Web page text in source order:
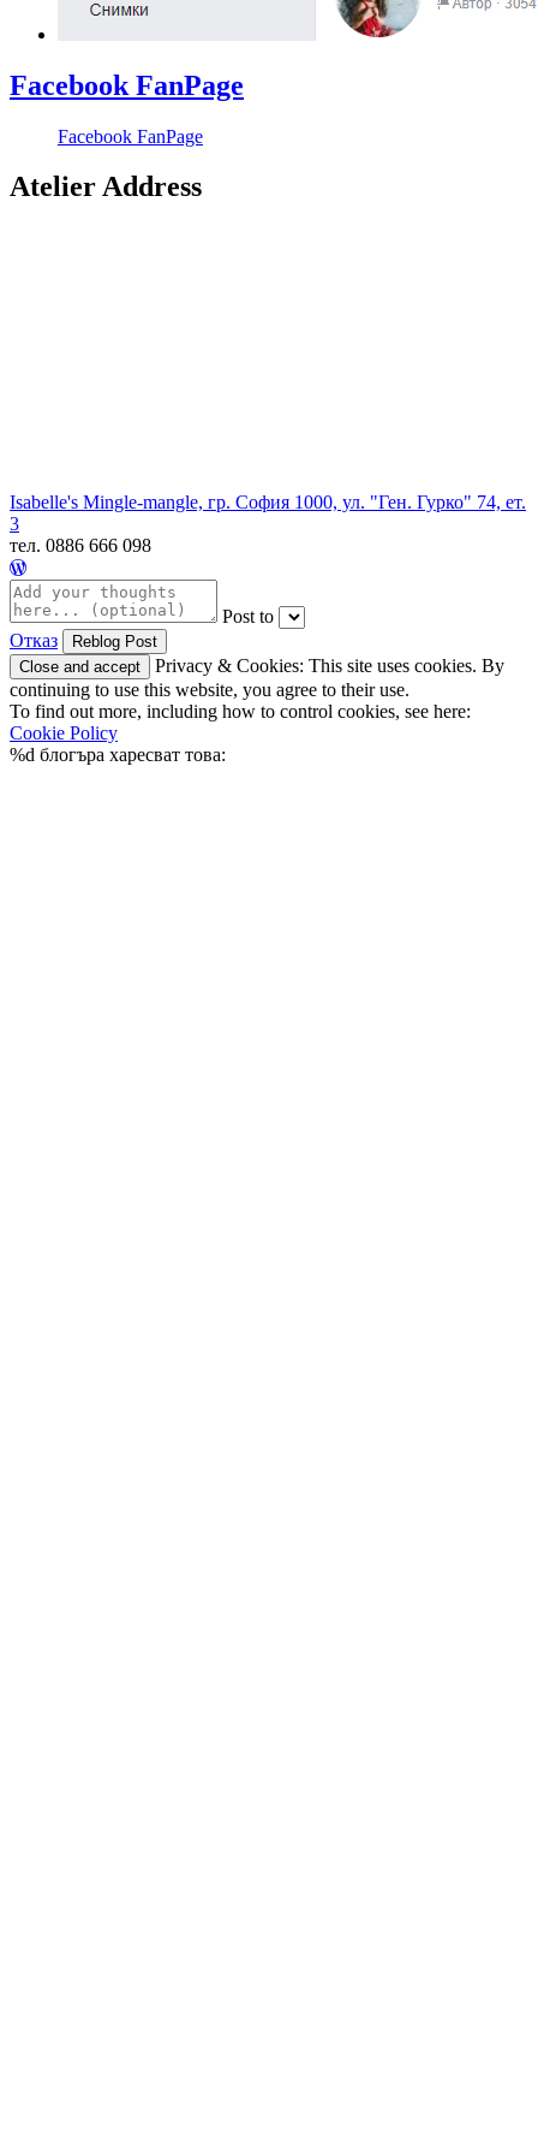
Facebook FanPage
Facebook FanPage
Atelier Address
Isabelle's Mingle-mangle, гр. София 1000, ул. "Ген. Гурко" 74, ет.
3
тел. 0886 666 098
Post to
Отказ
Privacy & Cookies: This site uses cookies. By
continuing to use this website, you agree to their use.
To find out more, including how to control cookies, see here:
Cookie Policy
%d блогъра харесват това: